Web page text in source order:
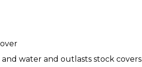
water and outlasts stock covers